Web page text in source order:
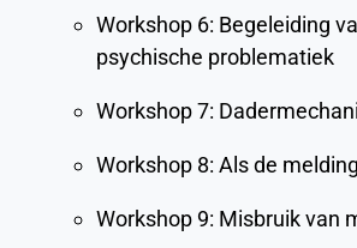
Workshop 6: Begeleiding
psychische problematiek
Workshop 7:
Workshop 8: Als de
Workshop 9: Misbruik van